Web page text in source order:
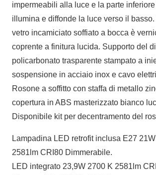
impermeabili alla luce e la parte
illumina e diffonde la luce verso il
vetro incamiciato soffiato a bocca è
coprente a finitura lucida. Supporto del
policarbonato trasparente stampato a
sospensione in acciaio inox e cavo
Rosone a soffitto con staffa di metallo
copertura in ABS masterizzato bianco
Disponibile kit per decentramento del
Lampadina LED retrofit inclusa E27
2581lm CRI80 Dimmerabile.
LED integrato 23,9W 2700 K 2581lm